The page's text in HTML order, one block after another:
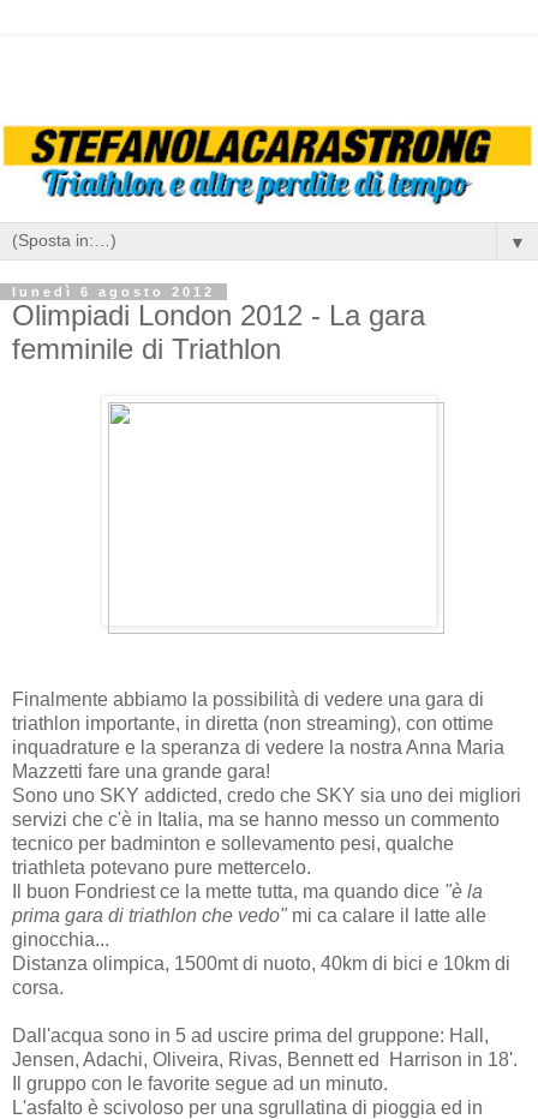
▼
lunedì 6 agosto 2012
Olimpiadi London 2012 - La gara
femminile di Triathlon
Finalmente abbiamo la possibilità di vedere una gara di
triathlon importante, in diretta (non streaming), con ottime
inquadrature e la speranza di vedere la nostra Anna Maria
Mazzetti fare una grande gara!
Sono uno SKY addicted, credo che SKY sia uno dei migliori
servizi che c'è in Italia, ma se hanno messo un commento
tecnico per badminton e sollevamento pesi, qualche
triathleta potevano pure mettercelo.
Il buon Fondriest ce la mette tutta, ma quando dice "è la
prima gara di triathlon che vedo" mi ca calare il latte alle
ginocchia...
Distanza olimpica, 1500mt di nuoto, 40km di bici e 10km di
corsa.
Dall'acqua sono in 5 ad uscire prima del gruppone: Hall,
Jensen, Adachi, Oliveira, Rivas, Bennett ed Harrison in 18'.
Il gruppo con le favorite segue ad un minuto.
L'asfalto è scivoloso per una sgrullatina di pioggia ed in